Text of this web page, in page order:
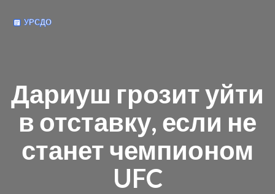
Дариуш грозит уйти
в отставку, если не
станет чемпионом
UFC